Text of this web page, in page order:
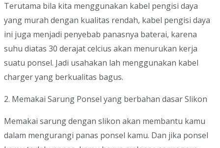
Terutama bila kita menggunakan kabel pengisi daya
yang murah dengan kualitas rendah, kabel pengisi daya
ini juga menjadi penyebab panasnya baterai, karena
suhu diatas 30 derajat celcius akan menurukan kerja
suatu ponsel. Jadi usahakan lah menggunakan kabel
charger yang berkualitas bagus.
2. Memakai Sarung Ponsel yang berbahan dasar Slikon
Memakai sarung dengan slikon akan membantu kamu
dalam mengurangi panas ponsel kamu. Dan jika ponsel